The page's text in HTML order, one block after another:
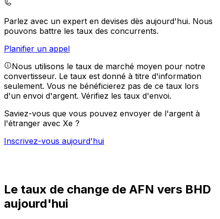
Parlez avec un expert en devises dès aujourd'hui. Nous
pouvons battre les taux des concurrents.
Planifier un appel
Nous utilisons le taux de marché moyen pour notre
convertisseur. Le taux est donné à titre d'information
seulement. Vous ne bénéficierez pas de ce taux lors
d'un envoi d'argent. Vérifiez les taux d'envoi.
Saviez-vous que vous pouvez envoyer de l'argent à
l'étranger avec Xe ?
Inscrivez-vous aujourd'hui
Le taux de change de AFN vers BHD
aujourd'hui